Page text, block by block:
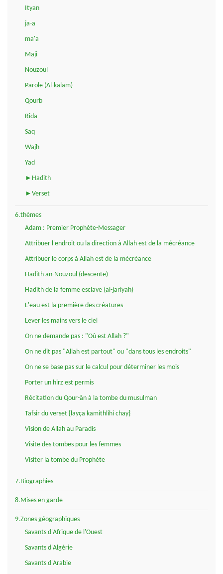
Ityan
ja-a
ma'a
Maji
Nouzoul
Parole (Al-kalam)
Qourb
Rida
Saq
Wajh
Yad
►Hadith
►Verset
6.thèmes
Adam : Premier Prophète-Messager
Attribuer l'endroit ou la direction à Allah est de la mécréance
Attribuer le corps à Allah est de la mécréance
Hadith an-Nouzoul (descente)
Hadith de la femme esclave (al-jariyah)
L'eau est la première des créatures
Lever les mains vers le ciel
On ne demande pas : "Où est Allah ?"
On ne dit pas "Allah est partout" ou "dans tous les endroits"
On ne se base pas sur le calcul pour déterminer les mois
Porter un hirz est permis
Récitation du Qour-ân à la tombe du musulman
Tafsir du verset {layça kamithlihi chay}
Vision de Allah au Paradis
Visite des tombes pour les femmes
Visiter la tombe du Prophète
7.Biographies
8.Mises en garde
9.Zones géographiques
Savants d'Afrique de l'Ouest
Savants d'Algérie
Savants d'Arabie